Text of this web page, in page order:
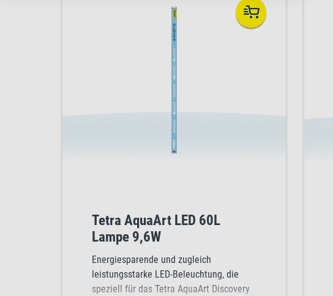
Tetra AquaArt LED 60L
Lampe 9,6W
Energiesparende und zugleich
leistungsstarke LED-Beleuchtung, die
speziell für das Tetra AquaArt Discovery